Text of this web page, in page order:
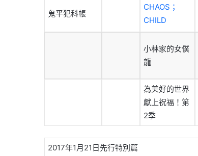
鬼平犯科帳
CHAOS；
CHILD
小林家的女僕
龍
為美好的世界
獻上祝福！第
2季
2017年1月21日先行特別篇